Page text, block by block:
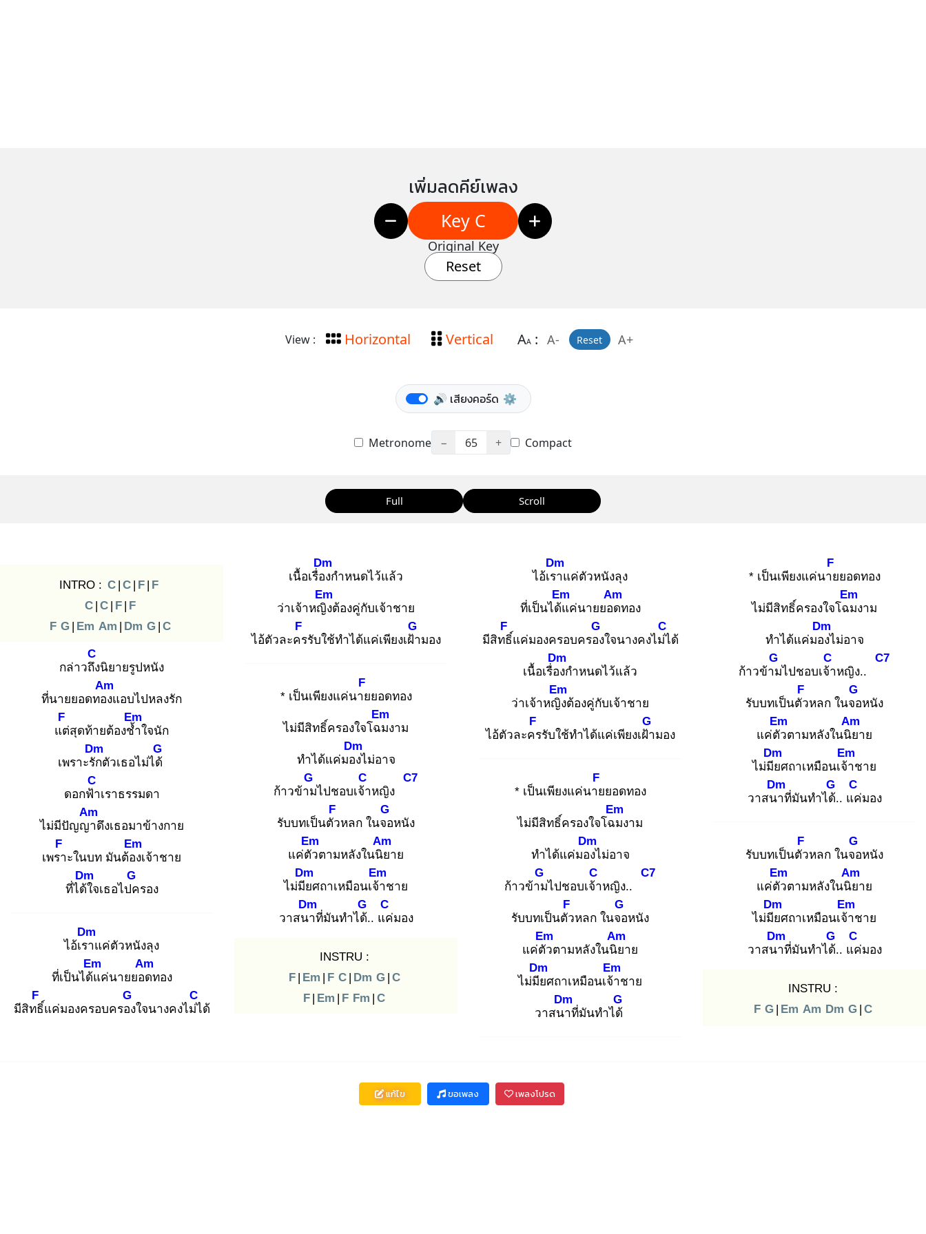
เพิ่มลดคีย์เพลง
Key C
Original Key
Reset
View : Horizontal Vertical AA: A- Reset A+
🔊 เสียงคอร์ด ⚙️
Metronome − 65 + Compact
Full Scroll
INTRO : C | C | F | F
C | C | F | F
F G | Em Am | Dm G | C
กล่าวถึง
C
นิยายรูปหนัง
ที่นายยอดทอง
Am
แอบไปหลงรัก
แต่
F
สุดท้ายต้องช้ำ
Em
ใจนัก
เพราะรัก
Dm
ตัวเธอไม่ได้
G
ดอกฟ้า
C
เราธรรมดา
ไม่มีปัญญา
Am
ดึงเธอมาข้างกาย
เพรา
F
ะในบท มันต้อง
Em
เจ้าชาย
ที่ได้ใ
Dm
จเธอไปค
G
รอง
ไอ้เรา
Dm
แค่ตัวหนังลุง
ที่เป็นได้แ
Em
ค่นายยอด
Am
ทอง
มีสิทธิ์
F
แค่มองครอบครอง
G
ใจนางคงไม่ไ
C
ด้
เนื้อเรื่อง
Dm
กำหนดไว้แล้ว
ว่าเจ้าหญิง
Em
ต้องคู่กับเจ้าชาย
ไอ้ตัวละคร
F
รับใช้ทำได้แค่เพียงเฝ้า
G
มอง
* เป็นเพียงแค่นาย
F
ยอดทอง
ไม่มีสิทธิ์ครองใจโฉม
Em
งาม
ทำได้แค่มอง
Dm
ไม่อาจ
ก้าวข้าม
G
ไปชอบเจ้า
C
หญิง
C7
รับบทเป็นตัว
F
หลก ในจอ
G
หนัง
แค่ตัว
Em
ตามหลังในนิย
Am
าย
ไม่มีย
Dm
ศถาเหมือนเจ้า
Em
ชาย
วาสนา
Dm
ที่มันทำได้.
G
. แค่
C
มอง
INSTRU :
F | Em | F C | Dm G | C
F | Em | F Fm | C
ไอ้เรา
Dm
แค่ตัวหนังลุง
ที่เป็นได้แ
Em
ค่นายยอด
Am
ทอง
มีสิทธิ์
F
แค่มองครอบครอง
G
ใจนางคงไม่ไ
C
ด้
เนื้อเรื่อง
Dm
กำหนดไว้แล้ว
ว่าเจ้าหญิง
Em
ต้องคู่กับเจ้าชาย
ไอ้ตัวละคร
F
รับใช้ทำได้แค่เพียงเฝ้า
G
มอง
* เป็นเพียงแค่นาย
F
ยอดทอง
ไม่มีสิทธิ์ครองใจโฉม
Em
งาม
ทำได้แค่มอง
Dm
ไม่อาจ
ก้าวข้าม
G
ไปชอบเจ้า
C
หญิง..
C7
รับบทเป็นตัว
F
หลก ในจอ
G
หนัง
แค่ตัว
Em
ตามหลังในนิย
Am
าย
ไม่มีย
Dm
ศถาเหมือนเจ้า
Em
ชาย
วาสนา
Dm
ที่มันทำได้
G
* เป็นเพียงแค่นาย
F
ยอดทอง
ไม่มีสิทธิ์ครองใจโฉม
Em
งาม
ทำได้แค่มอง
Dm
ไม่อาจ
ก้าวข้าม
G
ไปชอบเจ้า
C
หญิง..
C7
รับบทเป็นตัว
F
หลก ในจอ
G
หนัง
แค่ตัว
Em
ตามหลังในนิย
Am
าย
ไม่มีย
Dm
ศถาเหมือนเจ้า
Em
ชาย
วาสนา
Dm
ที่มันทำได้.
G
. แค่
C
มอง
รับบทเป็นตัว
F
หลก ในจอ
G
หนัง
แค่ตัว
Em
ตามหลังในนิย
Am
าย
ไม่มีย
Dm
ศถาเหมือนเจ้า
Em
ชาย
วาสนา
Dm
ที่มันทำได้.
G
. แค่
C
มอง
INSTRU :
F G | Em Am Dm G | C
แก้ไข ขอเพลง เพลงโปรด